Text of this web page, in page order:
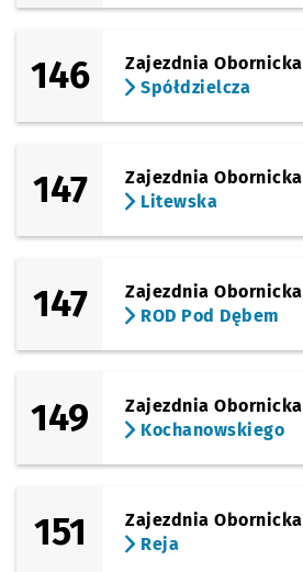
146
Zajezdnia Obornicka
Spółdzielcza
147
Zajezdnia Obornicka
Litewska
147
Zajezdnia Obornicka
ROD Pod Dębem
149
Zajezdnia Obornicka
Kochanowskiego
151
Zajezdnia Obornicka
Reja